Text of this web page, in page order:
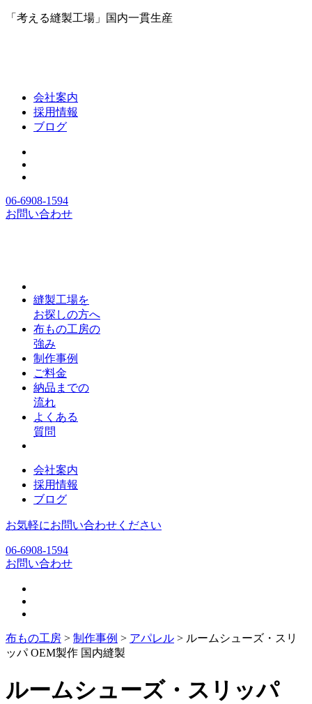
「考える縫製工場」国内一貫生産
会社案内
採用情報
ブログ
06-6908-1594
お問い合わせ
縫製工場を
お探しの方へ
布もの工房の
強み
制作事例
ご料金
納品までの
流れ
よくある
質問
会社案内
採用情報
ブログ
お気軽にお問い合わせください
06-6908-1594
お問い合わせ
布もの工房 > 制作事例 > アパレル > ルームシューズ・スリ
ッパ OEM製作 国内縫製
ルームシューズ・スリッパ